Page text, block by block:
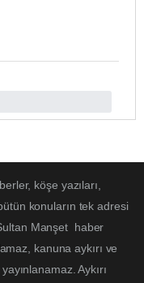
köşe yazıları,
konuların tek adresi
Manşet haber
kanuna aykırı ve
Aykırı